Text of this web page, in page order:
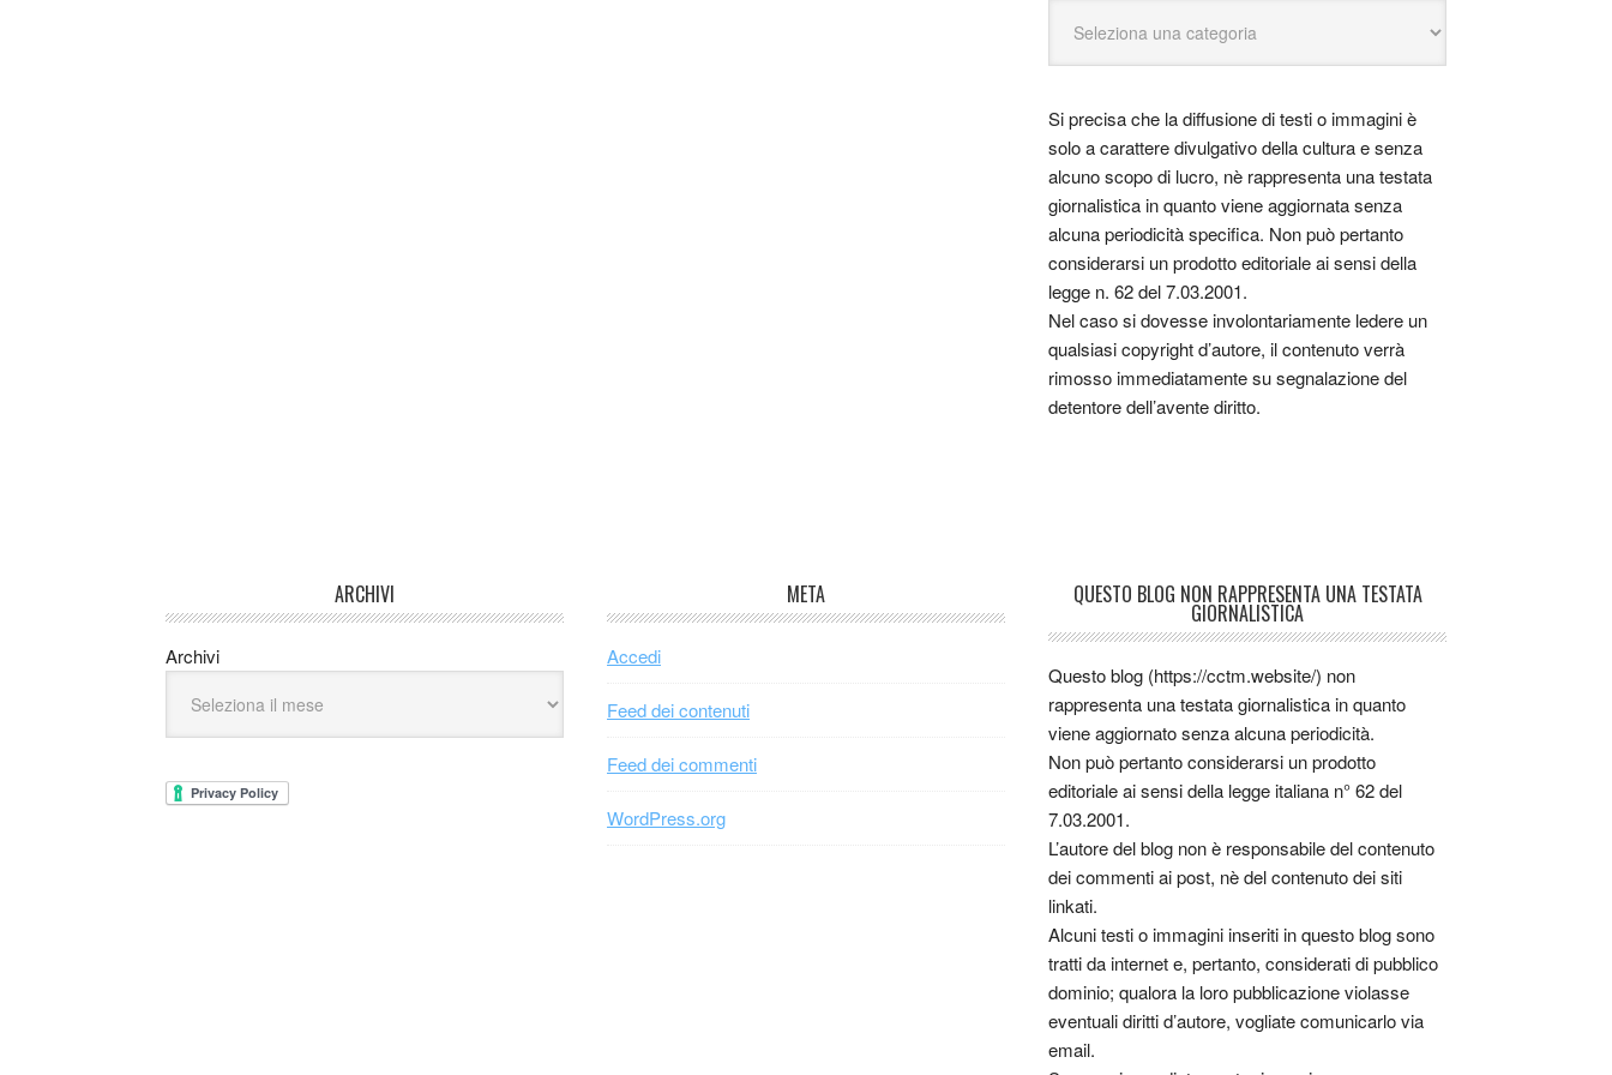
Si precisa che la diffusione di testi o immagini è
solo a carattere divulgativo della cultura e senza
alcuno scopo di lucro, nè rappresenta una testata
giornalistica in quanto viene aggiornata senza
alcuna periodicità specifica. Non può pertanto
considerarsi un prodotto editoriale ai sensi della
legge n. 62 del 7.03.2001.
Nel caso si dovesse involontariamente ledere un
qualsiasi copyright d’autore, il contenuto verrà
rimosso immediatamente su segnalazione del
detentore dell’avente diritto.
ARCHIVI
Archivi
META
Accedi
Feed dei contenuti
Feed dei commenti
WordPress.org
QUESTO BLOG NON RAPPRESENTA UNA TESTATA
GIORNALISTICA
Questo blog (https://cctm.website/) non
rappresenta una testata giornalistica in quanto
viene aggiornato senza alcuna periodicità.
Non può pertanto considerarsi un prodotto
editoriale ai sensi della legge italiana n° 62 del
7.03.2001.
L’autore del blog non è responsabile del contenuto
dei commenti ai post, nè del contenuto dei siti
linkati.
Alcuni testi o immagini inseriti in questo blog sono
tratti da internet e, pertanto, considerati di pubblico
dominio; qualora la loro pubblicazione violasse
eventuali diritti d’autore, vogliate comunicarlo via
email.